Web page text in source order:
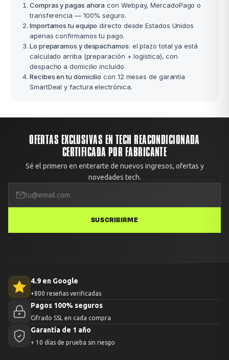
Compras y pagas ahora con Webpay, MercadoPago o
transferencia — 100% seguro.
Importamos tu equipo directo desde Estados Unidos
apenas confirmamos tu pago.
Lo preparamos y despachamos: el plazo total ya está
calculado arriba (preparación + logística), con
despacho a domicilio incluido.
Recibes en tu domicilio con 12 meses de garantía
SmartDeal y factura electrónica.
OFERTAS EXCLUSIVAS EN TECH REACONDICIONADA
CERTIFICADA POR FABRICANTE
Sé el primero en enterarte de nuevos ingresos, ofertas y
novedades tech.
SUSCRIBIRME
4.9 en Google
+800 reseñas verificadas
Pagos 100% seguros
Cifrado SSL en cada compra
Garantía de 1 año
+ 10 días de prueba sin riesgo